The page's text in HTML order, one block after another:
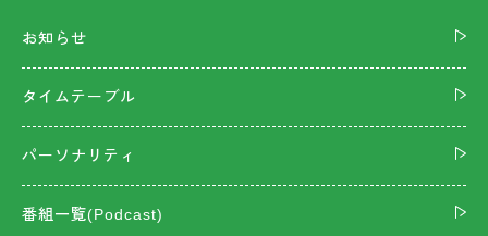
お知らせ
タイムテーブル
パーソナリティ
番組一覧(Podcast)